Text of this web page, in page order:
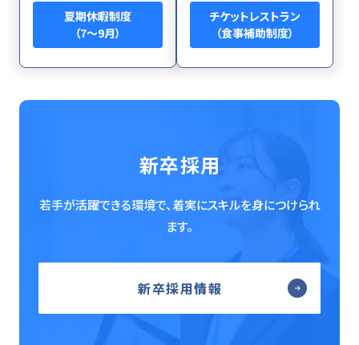
夏期休暇制度
（7～9月）
チケットレストラン
（食事補助制度）
新卒採用
若手が活躍できる環境で、着実にスキルを身につけられ
ます。
新卒採用情報